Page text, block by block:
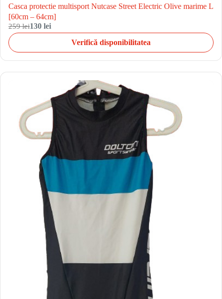
Casca protectie multisport Nutcase Street Electric Olive marime L
[60cm – 64cm]
259 lei130 lei
Verifică disponibilitatea